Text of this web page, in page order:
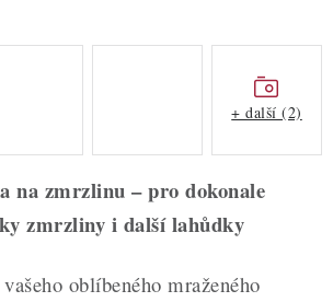
dobírku
Obchodní podmínky
Blog
Moje objednávka
údajů
na zmrzlinu – pro dokonale
zmrzliny i další lahůdky
oblíbeného mraženého
+ další (2)